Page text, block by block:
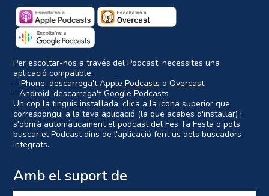
Per escoltar-nos a través del Podcast, necessites una
aplicació compatible:
- iPhone: descarrega'tApple Podcasts oOvercast
- Android: descarrega'tGoogle Podcasts
Un cop la tinguis instal·lada, clica a la icona superior que
correspongui a la teva aplicació (la que acabes d'instal·lar) i
s'obrirà automàticament el podcast del Fes Ta Festa o pots
buscar el Podcast dins de l'aplicació fent us dels buscadors
integrats.
Amb el suport de